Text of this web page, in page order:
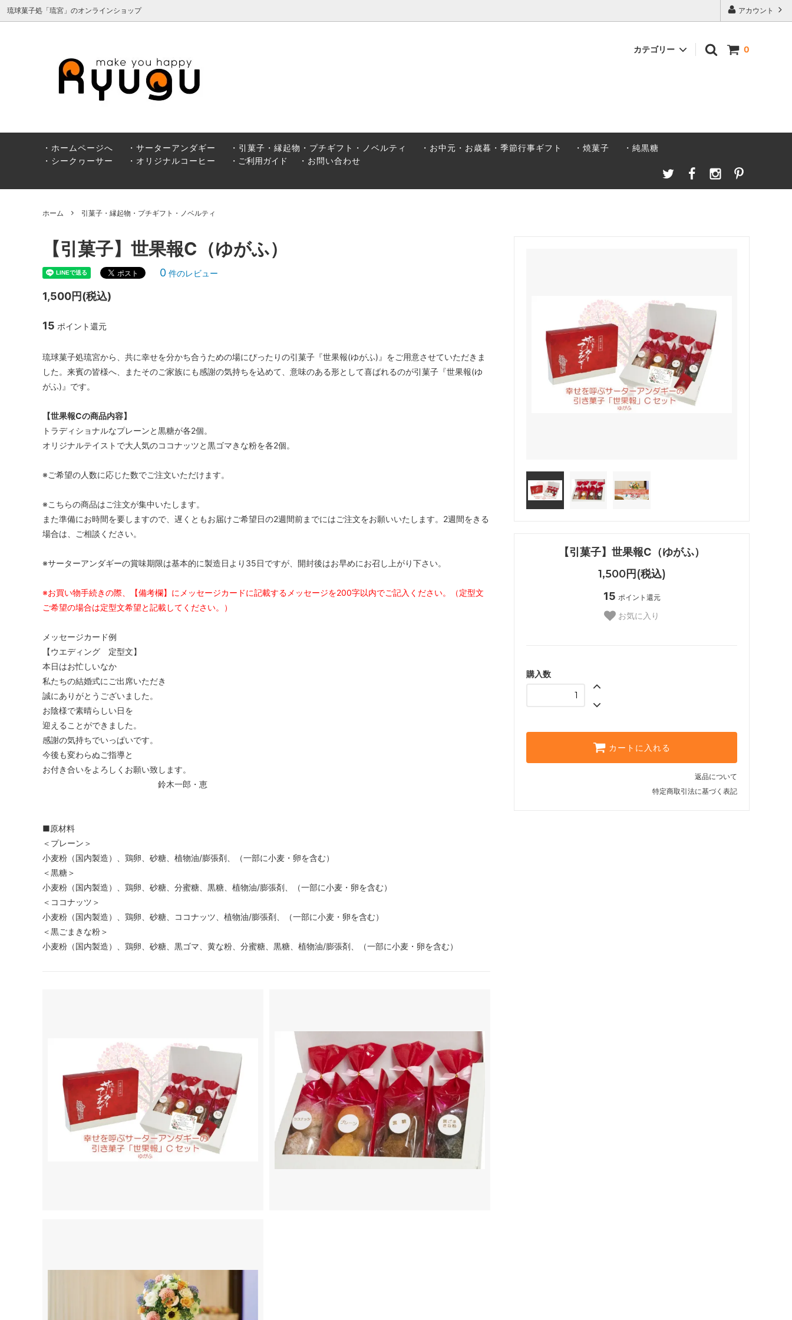
アカウント
琉球菓子処「琉宮」のオンラインショップ
0
カテゴリー
サーターアンダギー
・ホームページへ ・サーターアンダギー ・引菓子・縁起物・プチギフト・ノベルティ ・お中元・お歳暮・季節行事ギフト ・焼菓子
・純黒糖
・シークヮーサー
・オリジナルコーヒー ・ご利用ガイド ・お問い合わせ
ホーム 引菓子・縁起物・プチギフト・ノベルティ
【引菓子】世果報C（ゆがふ）
1,500円(税込)
15 ポイント還元
お気に入り
購入数
カートに入れる
返品について
特定商取引法に基づく表記
【引菓子】世果報C（ゆがふ）
0 件のレビュー
1,500円(税込)
15 ポイント還元
琉球菓子処琉宮から、共に幸せを分かち合うための場にぴったりの引菓子『世果報(ゆがふ)』をご用意させていただきま
した。来賓の皆様へ、またそのご家族にも感謝の気持ちを込めて、意味のある形として喜ばれるのが引菓子『世果報(ゆ
がふ)』です。
【世果報Cの商品内容】
トラディショナルなプレーンと黒糖が各2個。
オリジナルテイストで大人気のココナッツと黒ゴマきな粉を各2個。
※ご希望の人数に応じた数でご注文いただけます。
※こちらの商品はご注文が集中いたします。
また準備にお時間を要しますので、遅くともお届けご希望日の2週間前までにはご注文をお願いいたします。2週間をきる
場合は、ご相談ください。
※サーターアンダギーの賞味期限は基本的に製造日より35日ですが、開封後はお早めにお召し上がり下さい。
※お買い物手続きの際、【備考欄】にメッセージカードに記載するメッセージを200字以内でご記入ください。（定型文
ご希望の場合は定型文希望と記載してください。）
メッセージカード例
【ウエディング 定型文】
本日はお忙しいなか
私たちの結婚式にご出席いただき
誠にありがとうございました。
お陰様で素晴らしい日を
迎えることができました。
感謝の気持ちでいっぱいです。
今後も変わらぬご指導と
お付き合いをよろしくお願い致します。
鈴木一郎・恵
■原材料
＜プレーン＞
小麦粉（国内製造）、鶏卵、砂糖、植物油/膨張剤、（一部に小麦・卵を含む）
＜黒糖＞
小麦粉（国内製造）、鶏卵、砂糖、分蜜糖、黒糖、植物油/膨張剤、（一部に小麦・卵を含む）
＜ココナッツ＞
小麦粉（国内製造）、鶏卵、砂糖、ココナッツ、植物油/膨張剤、（一部に小麦・卵を含む）
＜黒ごまきな粉＞
小麦粉（国内製造）、鶏卵、砂糖、黒ゴマ、黄な粉、分蜜糖、黒糖、植物油/膨張剤、（一部に小麦・卵を含む）